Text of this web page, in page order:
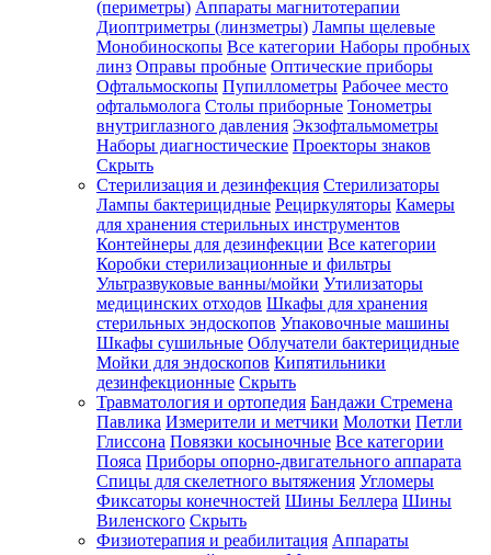
(периметры) Аппараты магнитотерапии
Диоптриметры (линзметры) Лампы щелевые
Монобиноскопы Все категории Наборы пробных
линз Оправы пробные Оптические приборы
Офтальмоскопы Пупиллометры Рабочее место
офтальмолога Столы приборные Тонометры
внутриглазного давления Экзофтальмометры
Наборы диагностические Проекторы знаков
Скрыть
Стерилизация и дезинфекция Стерилизаторы
Лампы бактерицидные Рециркуляторы Камеры
для хранения стерильных инструментов
Контейнеры для дезинфекции Все категории
Коробки стерилизационные и фильтры
Ультразвуковые ванны/мойки Утилизаторы
медицинских отходов Шкафы для хранения
стерильных эндоскопов Упаковочные машины
Шкафы сушильные Облучатели бактерицидные
Мойки для эндоскопов Кипятильники
дезинфекционные Скрыть
Травматология и ортопедия Бандажи Стремена
Павлика Измерители и метчики Молотки Петли
Глиссона Повязки косыночные Все категории
Пояса Приборы опорно-двигательного аппарата
Спицы для скелетного вытяжения Угломеры
Фиксаторы конечностей Шины Беллера Шины
Виленского Скрыть
Физиотерапия и реабилитация Аппараты